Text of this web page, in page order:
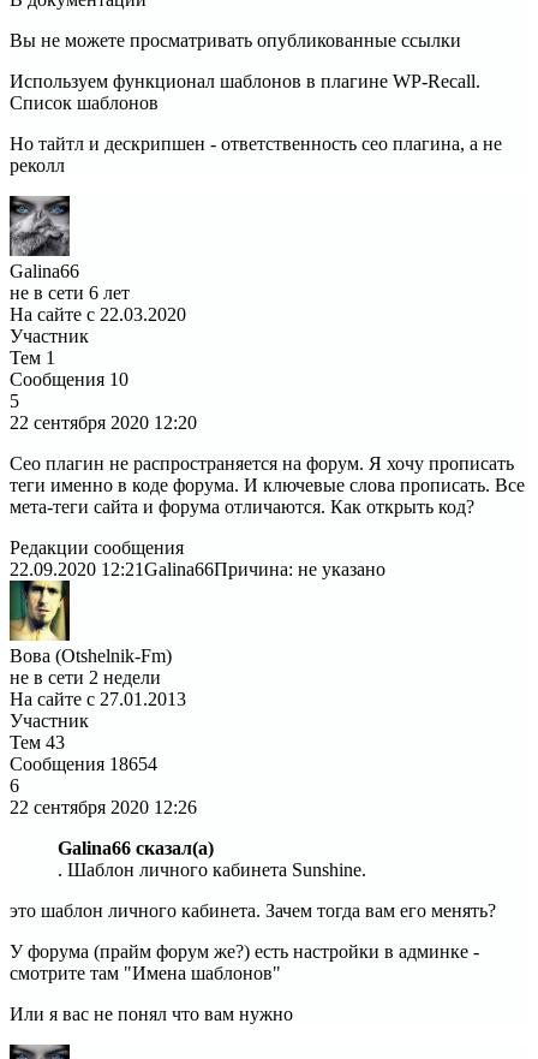
Вы не можете просматривать опубликованные ссылки
Используем функционал шаблонов в плагине WP-Recall.
Список шаблонов
Но тайтл и дескрипшен - ответственность сео плагина, а не
реколл
Galina66
не в сети 6 лет
На сайте с 22.03.2020
Участник
Тем 1
Сообщения 10
5
22 сентября 2020 12:20
Сео плагин не распространяется на форум. Я хочу прописать
теги именно в коде форума. И ключевые слова прописать. Все
мета-теги сайта и форума отличаются. Как открыть код?
Редакции сообщения
22.09.2020 12:21Galina66Причина: не указано
Вова (Otshelnik-Fm)
не в сети 2 недели
На сайте с 27.01.2013
Участник
Тем 43
Сообщения 18654
6
22 сентября 2020 12:26
Galina66 сказал(а)
. Шаблон личного кабинета Sunshine.
это шаблон личного кабинета. Зачем тогда вам его менять?
У форума (прайм форум же?) есть настройки в админке -
смотрите там "Имена шаблонов"
Или я вас не понял что вам нужно